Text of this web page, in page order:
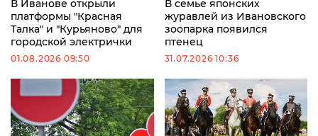
В Иванове открыли
платформы "Красная
Талка" и "Курьяново" для
городской электрички
01.08.2026 09:50
В семье японских
журавлей из Ивановского
зоопарка появился
птенец
31.07.2026 10:36